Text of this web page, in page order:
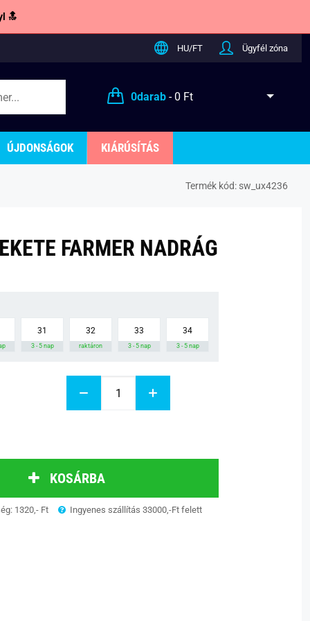
🔝
HU/FT Ügyfél zóna
0darab- 0 Ft
ÚJDONSÁGOK KIÁRÚSÍTÁS
Termék kód: sw_ux4236
FARMER NADRÁG
31
3 - 5 nap
32
raktáron
33
3 - 5 nap
34
3 - 5 nap
KOSÁRBA
1320,- Ft Ingyenes szállítás 33000,-Ft felett